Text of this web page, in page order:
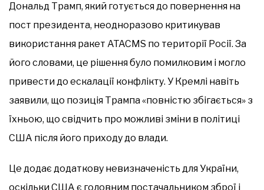
Дональд Трамп, який готується до повернення на
пост президента, неодноразово критикував
використання ракет ATACMS по території Росії. За
його словами, це рішення було помилковим і могло
привести до ескалації конфлікту. У Кремлі навіть
заявили, що позиція Трампа «повністю збігається» з
їхньою, що свідчить про можливі зміни в політиці
США після його приходу до влади.
Це додає додаткову невизначеність для України,
оскільки США є головним постачальником зброї і